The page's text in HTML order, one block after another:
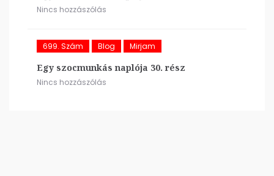
Nincs hozzászólás
699. Szám Blog Mirjam
Egy szocmunkás naplója 30. rész
Nincs hozzászólás